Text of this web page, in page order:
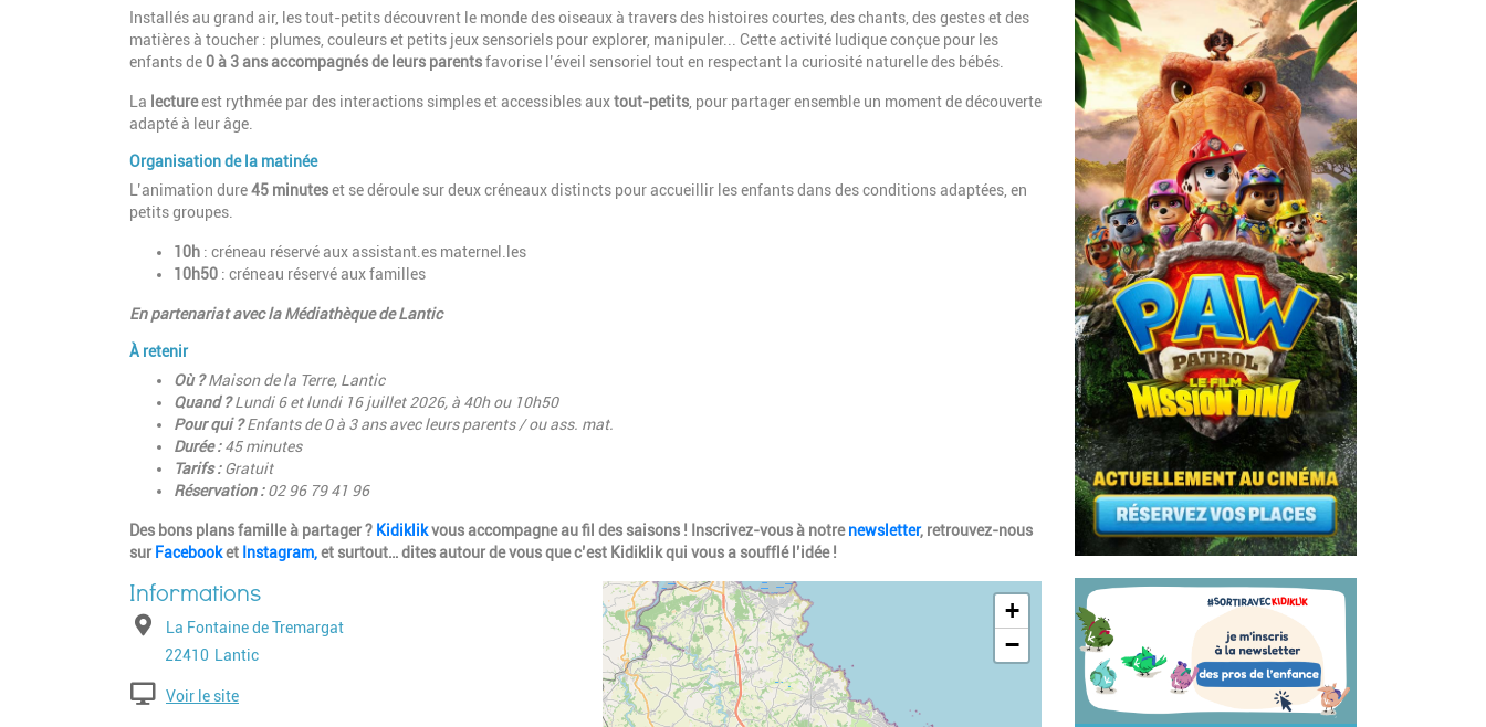
Installés au grand air, les tout-petits découvrent le monde des oiseaux à travers des histoires courtes, des chants, des gestes et des
matières à toucher : plumes, couleurs et petits jeux sensoriels pour explorer, manipuler... Cette activité ludique conçue pour les
enfants de0 à 3 ans accompagnés de leurs parentsfavorise l’éveil sensoriel tout en respectant la curiosité naturelle des bébés.
La lectureest rythmée par des interactions simples et accessibles auxtout-petits , pour partager ensemble un moment de découverte
adapté à leur âge.
Organisation de la matinée
L’animation dure45 minuteset se déroule sur deux créneaux distincts pour accueillir les enfants dans des conditions adaptées, en
petits groupes.
10h : créneau réservé aux assistant.es maternel.les
10h50 : créneau réservé aux familles
En partenariat avec la Médiathèque de Lantic
À retenir
Où ?Maison de la Terre, Lantic
Quand ?Lundi 6 et lundi 16 juillet 2026, à 40h ou 10h50
Pour qui ?Enfants de 0 à 3 ans avec leurs parents / ou ass. mat.
Durée :45 minutes
Tarifs :Gratuit
Réservation :02 96 79 41 96
Des bons plans famille à partager ? Kidiklikvous accompagne au fil des saisons ! Inscrivez-vous à notrenewsletter, retrouvez-nous
sur Facebooket Instagram,et surtout… dites autour de vous que c’est Kidiklik qui vous a soufflé l’idée !
AdresseLa Fontaine de Tremargat
Code postal
22410 Ville
Lantic
Voir le site
Geolocalisation
+
−